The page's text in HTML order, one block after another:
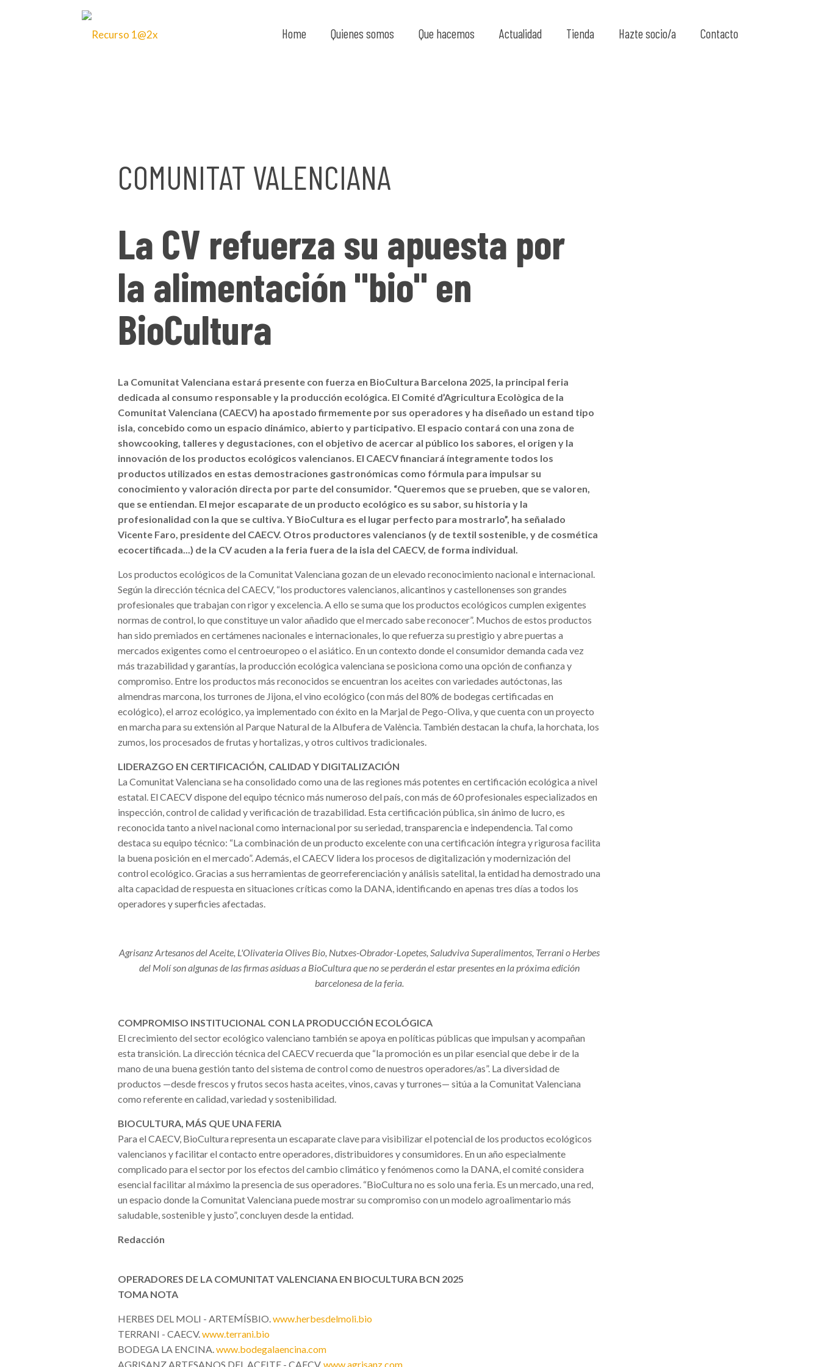
Home Quienes somos Que hacemos Actualidad Tienda Hazte socio/a Contacto
COMUNITAT VALENCIANA
La CV refuerza su apuesta por
la alimentación "bio" en
BioCultura
La Comunitat Valenciana estará presente con fuerza en BioCultura Barcelona 2025, la principal feria
dedicada al consumo responsable y la producción ecológica. El Comité d’Agricultura Ecològica de la
Comunitat Valenciana (CAECV) ha apostado firmemente por sus operadores y ha diseñado un estand tipo
isla, concebido como un espacio dinámico, abierto y participativo. El espacio contará con una zona de
showcooking, talleres y degustaciones, con el objetivo de acercar al público los sabores, el origen y la
innovación de los productos ecológicos valencianos. El CAECV financiará íntegramente todos los
productos utilizados en estas demostraciones gastronómicas como fórmula para impulsar su
conocimiento y valoración directa por parte del consumidor. “Queremos que se prueben, que se valoren,
que se entiendan. El mejor escaparate de un producto ecológico es su sabor, su historia y la
profesionalidad con la que se cultiva. Y BioCultura es el lugar perfecto para mostrarlo”, ha señalado
Vicente Faro, presidente del CAECV. Otros productores valencianos (y de textil sostenible, y de cosmética
ecocertificada...) de la CV acuden a la feria fuera de la isla del CAECV, de forma individual.
Los productos ecológicos de la Comunitat Valenciana gozan de un elevado reconocimiento nacional e internacional.
Según la dirección técnica del CAECV, “los productores valencianos, alicantinos y castellonenses son grandes
profesionales que trabajan con rigor y excelencia. A ello se suma que los productos ecológicos cumplen exigentes
normas de control, lo que constituye un valor añadido que el mercado sabe reconocer”. Muchos de estos productos
han sido premiados en certámenes nacionales e internacionales, lo que refuerza su prestigio y abre puertas a
mercados exigentes como el centroeuropeo o el asiático. En un contexto donde el consumidor demanda cada vez
más trazabilidad y garantías, la producción ecológica valenciana se posiciona como una opción de confianza y
compromiso. Entre los productos más reconocidos se encuentran los aceites con variedades autóctonas, las
almendras marcona, los turrones de Jijona, el vino ecológico (con más del 80% de bodegas certificadas en
ecológico), el arroz ecológico, ya implementado con éxito en la Marjal de Pego-Oliva, y que cuenta con un proyecto
en marcha para su extensión al Parque Natural de la Albufera de València. También destacan la chufa, la horchata, los
zumos, los procesados de frutas y hortalizas, y otros cultivos tradicionales.
LIDERAZGO EN CERTIFICACIÓN, CALIDAD Y DIGITALIZACIÓN
La Comunitat Valenciana se ha consolidado como una de las regiones más potentes en certificación ecológica a nivel
estatal. El CAECV dispone del equipo técnico más numeroso del país, con más de 60 profesionales especializados en
inspección, control de calidad y verificación de trazabilidad. Esta certificación pública, sin ánimo de lucro, es
reconocida tanto a nivel nacional como internacional por su seriedad, transparencia e independencia. Tal como
destaca su equipo técnico: “La combinación de un producto excelente con una certificación íntegra y rigurosa facilita
la buena posición en el mercado”. Además, el CAECV lidera los procesos de digitalización y modernización del
control ecológico. Gracias a sus herramientas de georreferenciación y análisis satelital, la entidad ha demostrado una
alta capacidad de respuesta en situaciones críticas como la DANA, identificando en apenas tres días a todos los
operadores y superficies afectadas.
Agrisanz Artesanos del Aceite, L'Olivateria Olives Bio, Nutxes-Obrador-Lopetes, Saludviva Superalimentos, Terrani o Herbes
del Molí son algunas de las firmas asiduas a BioCultura que no se perderán el estar presentes en la próxima edición
barcelonesa de la feria.
COMPROMISO INSTITUCIONAL CON LA PRODUCCIÓN ECOLÓGICA
El crecimiento del sector ecológico valenciano también se apoya en políticas públicas que impulsan y acompañan
esta transición. La dirección técnica del CAECV recuerda que “la promoción es un pilar esencial que debe ir de la
mano de una buena gestión tanto del sistema de control como de nuestros operadores/as”. La diversidad de
productos —desde frescos y frutos secos hasta aceites, vinos, cavas y turrones— sitúa a la Comunitat Valenciana
como referente en calidad, variedad y sostenibilidad.
BIOCULTURA, MÁS QUE UNA FERIA
Para el CAECV, BioCultura representa un escaparate clave para visibilizar el potencial de los productos ecológicos
valencianos y facilitar el contacto entre operadores, distribuidores y consumidores. En un año especialmente
complicado para el sector por los efectos del cambio climático y fenómenos como la DANA, el comité considera
esencial facilitar al máximo la presencia de sus operadores. “BioCultura no es solo una feria. Es un mercado, una red,
un espacio donde la Comunitat Valenciana puede mostrar su compromiso con un modelo agroalimentario más
saludable, sostenible y justo”, concluyen desde la entidad.
Redacción
OPERADORES DE LA COMUNITAT VALENCIANA EN BIOCULTURA BCN 2025
TOMA NOTA
HERBES DEL MOLI - ARTEMÍSBIO.www.herbesdelmoli.bio
TERRANI - CAECV.www.terrani.bio
BODEGA LA ENCINA.www.bodegalaencina.com
AGRISANZ ARTESANOS DEL ACEITE - CAECV.www.agrisanz.com